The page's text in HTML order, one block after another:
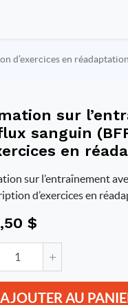
d’exercices en réadaptation
sur
sanguin
en
sur l’entraînement
d’exercices en
$
AJOUTER AU